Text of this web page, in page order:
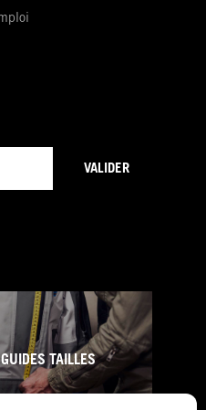
VALIDER
GUIDES TAILLES